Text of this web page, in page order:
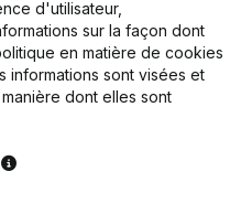
d'utilisateur,
sur la façon dont
en matière de cookies
informations sont visées et
dont elles sont